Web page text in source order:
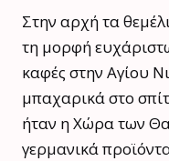
Στην αρχή τα
τη μορφή
καφές στην Αγίου
μπαχαρικά στο
ήταν η Χώρα των
γερμανικά